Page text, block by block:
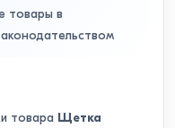
товары в
товара Щетка